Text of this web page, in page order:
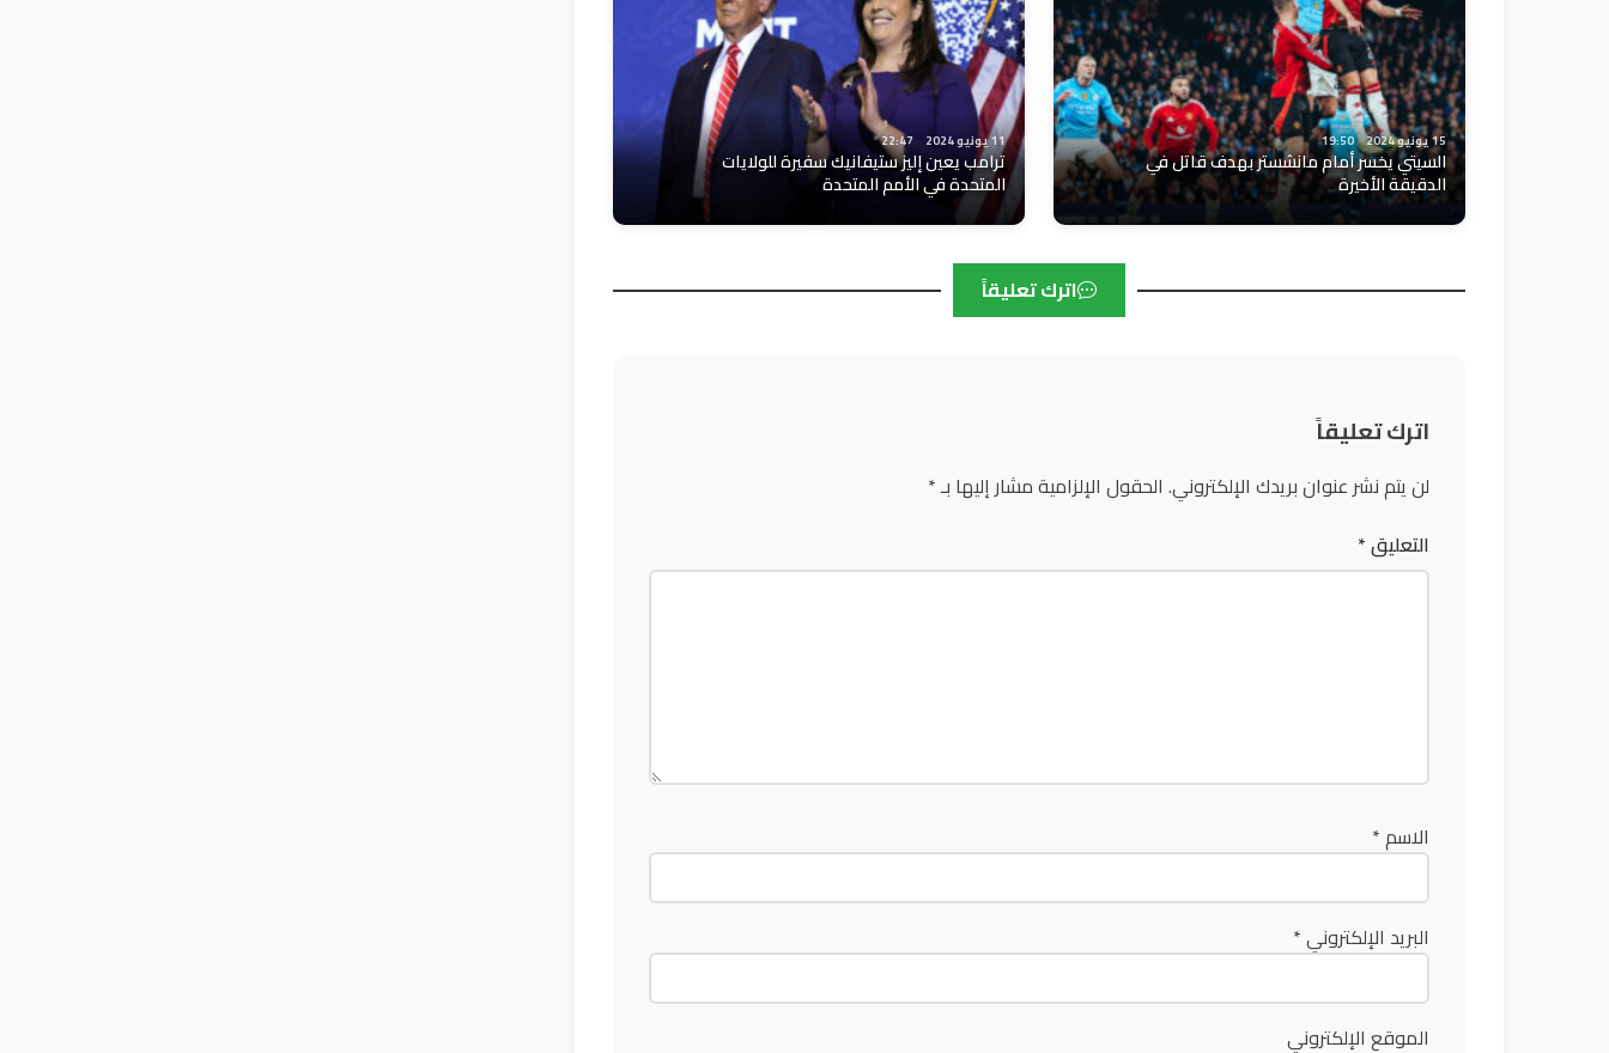
15 يونيو 2024 19:50
السيتي يخسر أمام مانشستر بهدف قاتل في
الدقيقة الأخيرة
11 يونيو 2024 22:47
ترامب يعين إليز ستيفانيك سفيرة للولايات
المتحدة في الأمم المتحدة
اترك تعليقاً
اترك تعليقاً
لن يتم نشر عنوان بريدك الإلكتروني. الحقول الإلزامية مشار إليها بـ*
التعليق*
الاسم*
البريد الإلكتروني*
الموقع الإلكتروني